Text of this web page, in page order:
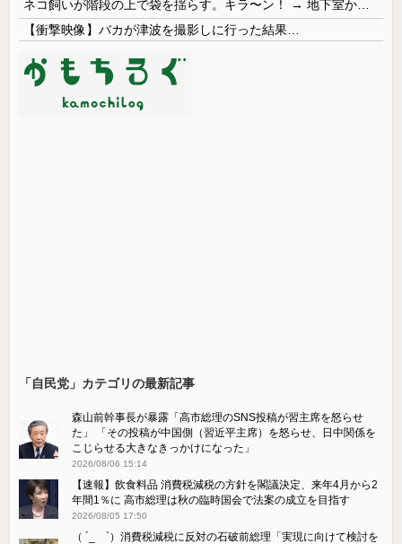
【衝撃映像】バカが津波を撮影しに行った結果…
「自民党」カテゴリの最新記事
森山前幹事長が暴露「高市総理のSNS投稿が習主席を怒らせ
た」 「その投稿が中国側（習近平主席）を怒らせ、日中関係を
こじらせる大きなきっかけになった」
2026/08/06 15:14
【速報】飲食料品 消費税減税の方針を閣議決定、来年4月から2
年間1％に 高市総理は秋の臨時国会で法案の成立を目指す
2026/08/05 17:50
（ ´_ゝ`）消費税減税に反対の石破前総理「実現に向けて検討を